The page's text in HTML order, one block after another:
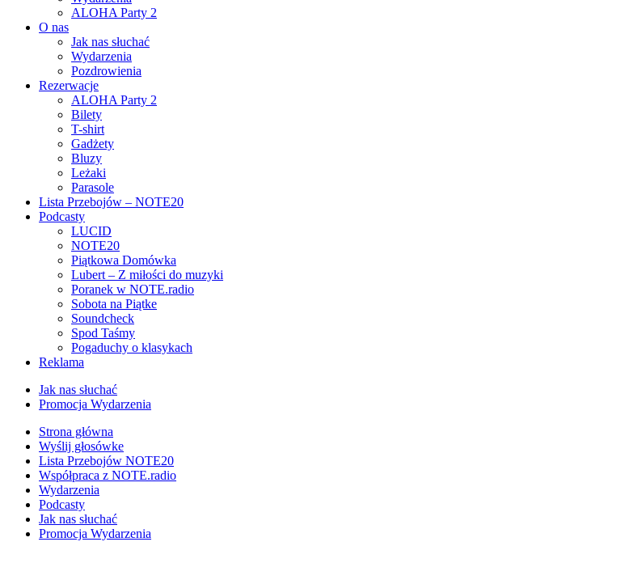
ALOHA Party 2
O nas
Jak nas słuchać
Wydarzenia
Pozdrowienia
Rezerwacje
ALOHA Party 2
Bilety
T-shirt
Gadżety
Bluzy
Leżaki
Parasole
Lista Przebojów – NOTE20
Podcasty
LUCID
NOTE20
Piątkowa Domówka
Lubert – Z miłości do muzyki
Poranek w NOTE.radio
Sobota na Piątke
Soundcheck
Spod Taśmy
Pogaduchy o klasykach
Reklama
Jak nas słuchać
Promocja Wydarzenia
Strona główna
Wyślij głosówke
Lista Przebojów NOTE20
Współpraca z NOTE.radio
Wydarzenia
Podcasty
Jak nas słuchać
Promocja Wydarzenia